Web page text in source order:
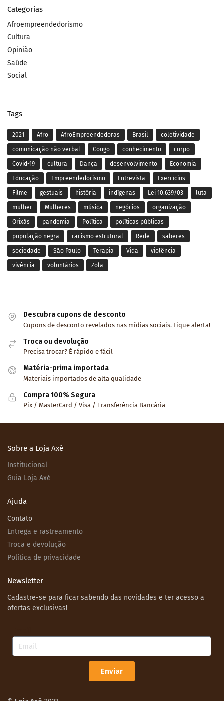
Categorias
Afroempreendedorismo
Cultura
Opinião
Saúde
Social
Tags
2021 Afro AfroEmpreendedoras Brasil coletividade
comunicação não verbal Congo conhecimento corpo
Covid-19 cultura Dança desenvolvimento Economia
Educação Empreendedorismo Entrevista Exercícios
Filme gestuais história indígenas Lei 10.639/03 luta
mulher Mulheres música negócios organização
Orixás pandemia Política políticas públicas
população negra racismo estrutural Rede saberes
sociedade São Paulo Terapia Vida violência
vivência voluntários Zola
Descubra cupons de desconto
Cupons de desconto revelados nas mídias sociais. Fique alerta!
Troca ou devolução
Precisa trocar? É rápido e fácil
Matéria-prima importada
Materiais importados de alta qualidade
Compra 100% Segura
Pix / MasterCard / Visa / Transferência Bancária
Sobre a Loja Axé
Institucional
Guia Loja Axé
Ajuda
Contato
Entrega e rastreamento
Troca e devolução
Política de privacidade
Newsletter
Cadastre-se para ficar sabendo das novidades e ter acesso a
ofertas exclusivas!
Enviar